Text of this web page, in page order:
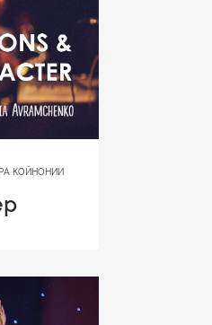
КОЙНОНИИ